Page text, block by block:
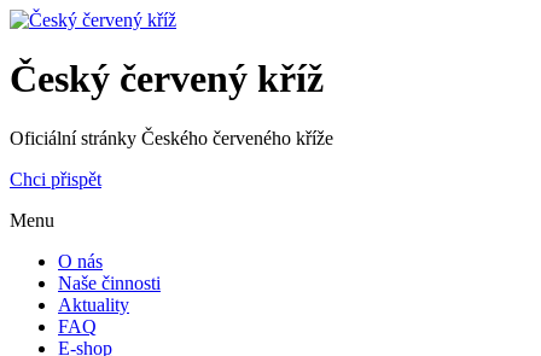
Český červený kříž
Oficiální stránky Českého červeného kříže
Chci přispět
Menu
O nás
Naše činnosti
Aktuality
FAQ
E-shop